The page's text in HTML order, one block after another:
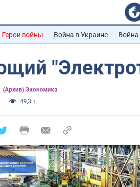
Герои войны Война в Украине Война
(Архив) Экономика
49,3 т.